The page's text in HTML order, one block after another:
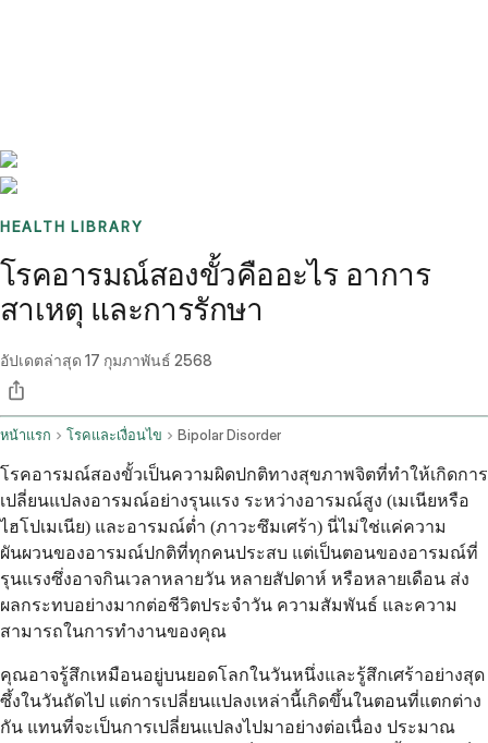
HEALTH LIBRARY
โรคอารมณ์สองขั้วคืออะไร อาการ
สาเหตุ และการรักษา
อัปเดตล่าสุด 17 กุมภาพันธ์ 2568
หน้าแรก โรคและเงื่อนไข Bipolar Disorder
โรคอารมณ์สองขั้วเป็นความผิดปกติทางสุขภาพจิตที่ทำให้เกิดการ
เปลี่ยนแปลงอารมณ์อย่างรุนแรง ระหว่างอารมณ์สูง (เมเนียหรือ
ไฮโปเมเนีย) และอารมณ์ต่ำ (ภาวะซึมเศร้า) นี่ไม่ใช่แค่ความ
ผันผวนของอารมณ์ปกติที่ทุกคนประสบ แต่เป็นตอนของอารมณ์ที่
รุนแรงซึ่งอาจกินเวลาหลายวัน หลายสัปดาห์ หรือหลายเดือน ส่ง
ผลกระทบอย่างมากต่อชีวิตประจำวัน ความสัมพันธ์ และความ
สามารถในการทำงานของคุณ
คุณอาจรู้สึกเหมือนอยู่บนยอดโลกในวันหนึ่งและรู้สึกเศร้าอย่างสุด
ซึ้งในวันถัดไป แต่การเปลี่ยนแปลงเหล่านี้เกิดขึ้นในตอนที่แตกต่าง
กัน แทนที่จะเป็นการเปลี่ยนแปลงไปมาอย่างต่อเนื่อง ประมาณ